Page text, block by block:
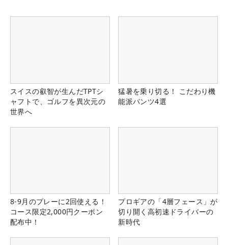
スイスの叡智が生んだTPTシ
ャフトで、ゴルフを異次元の
世界へ
猛暑を乗り切る！ こだわり機
能派パンツ4選
8-9月のプレーに2回使える！
コース限定2,000円クーポン
配布中！
プロギアの「4層フェース」が
切り開く高初速ドライバーの
新時代